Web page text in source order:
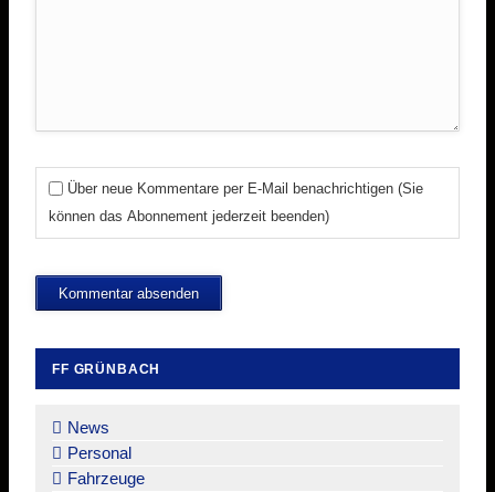
Über neue Kommentare per E-Mail benachrichtigen (Sie
können das Abonnement jederzeit beenden)
Kommentar absenden
FF GRÜNBACH
überspringen
News
Personal
Fahrzeuge